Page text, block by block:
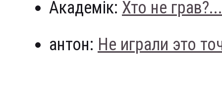
Академік: Хто не грав?...
антон: Не играли это